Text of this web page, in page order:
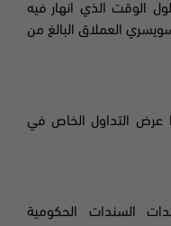
الوقت الذي انهار فيه
العملاق البالغ من
عرض التداول الخاص في
السندات الحكومية